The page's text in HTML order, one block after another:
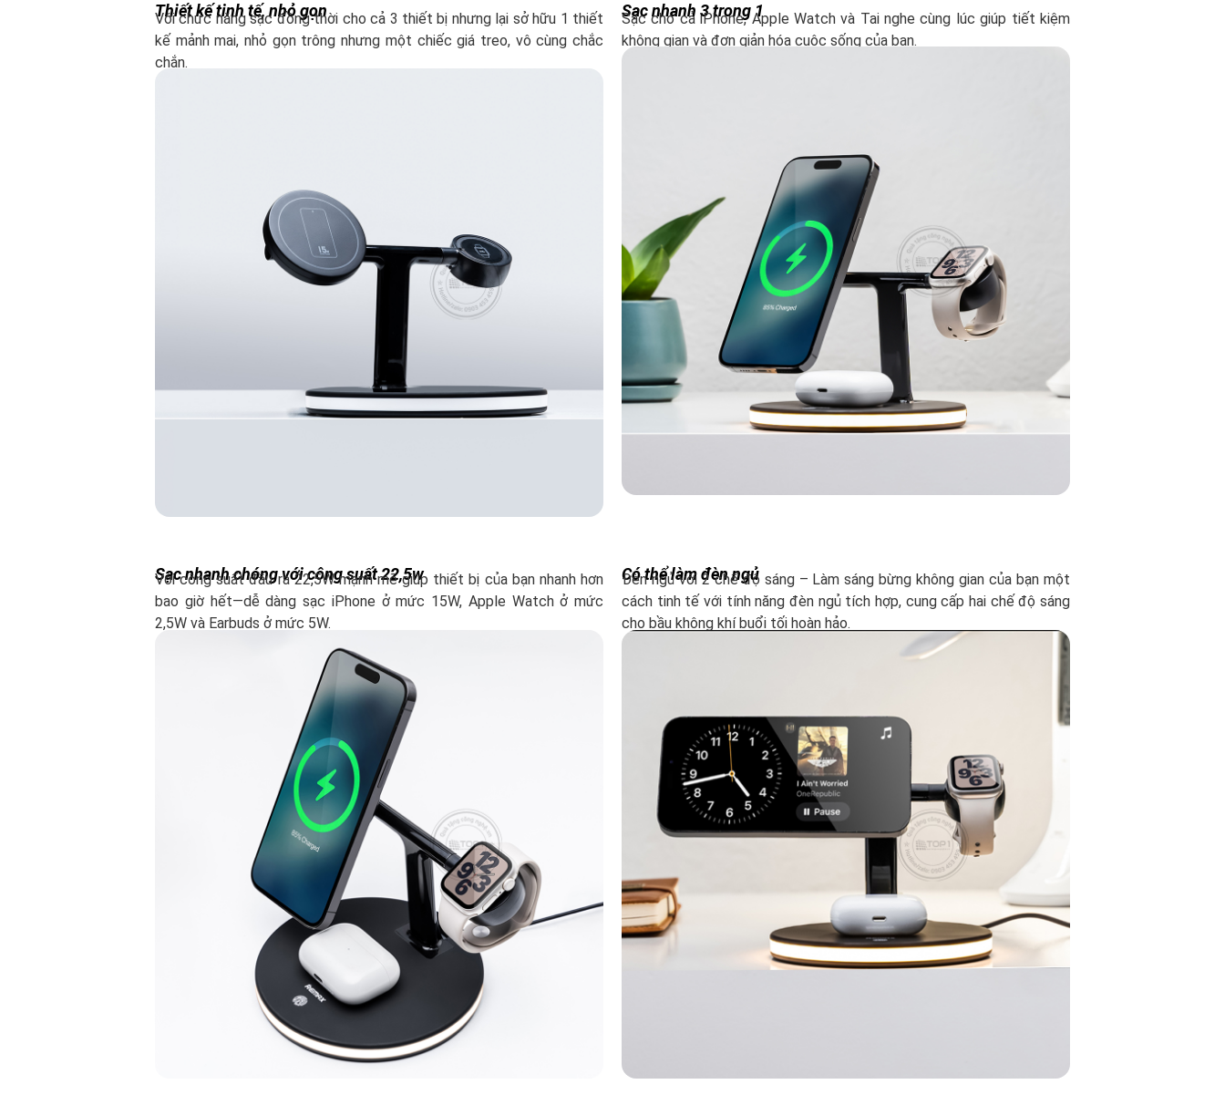
Thiết kế tinh tế, nhỏ gọn
Với chức năng sạc đồng thời cho cả 3 thiết bị nhưng lại sở hữu 1 thiết
kế mảnh mai, nhỏ gọn trông nhưng một chiếc giá treo, vô cùng chắc
chắn.
Sạc nhanh 3 trong 1
Sạc cho cả iPhone, Apple Watch và Tai nghe cùng lúc giúp tiết kiệm
không gian và đơn giản hóa cuộc sống của bạn.
Sạc nhanh chóng với công suất 22,5w
Với công suất đầu ra 22,5W mạnh mẽ giúp thiết bị của bạn nhanh hơn
bao giờ hết—dễ dàng sạc iPhone ở mức 15W, Apple Watch ở mức
2,5W và Earbuds ở mức 5W.
Có thể làm đèn ngủ
Đèn ngủ với 2 chế độ sáng – Làm sáng bừng không gian của bạn một
cách tinh tế với tính năng đèn ngủ tích hợp, cung cấp hai chế độ sáng
cho bầu không khí buổi tối hoàn hảo.